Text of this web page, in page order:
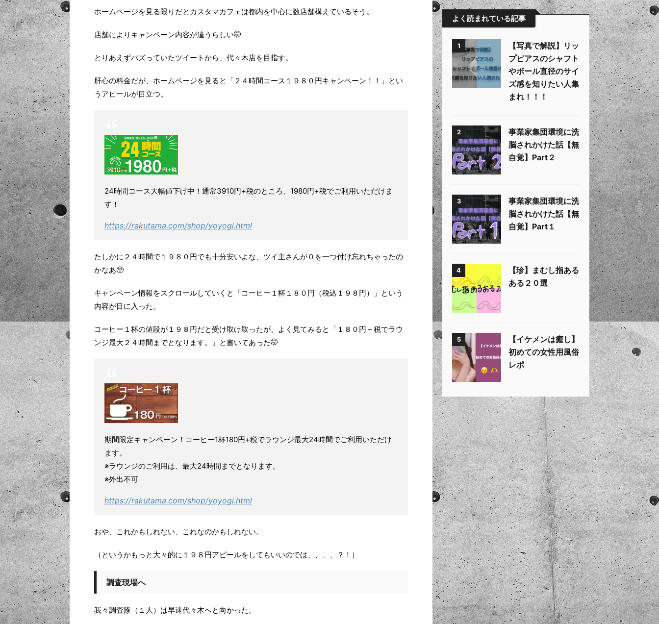
ホームページを見る限りだとカスタマカフェは都内を中心に数店舗構えているそう。
店舗によりキャンペーン内容が違うらしい🤭
とりあえずバズっていたツイートから、代々木店を目指す。
肝心の料金だが、ホームページを見ると「２４時間コース１９８０円キャンペーン！！」とい
うアピールが目立つ。
24時間コース大幅値下げ中！通常3910円+税のところ、1980円+税でご利用いただけま
す！
https://rakutama.com/shop/yoyogi.html
たしかに２４時間で１９８０円でも十分安いよな、ツイ主さんが０を一つ付け忘れちゃったの
かなあ🥺
キャンペーン情報をスクロールしていくと「コーヒー１杯１８０円（税込１９８円）」という
内容が目に入った。
コーヒー１杯の値段が１９８円だと受け取け取ったが、よく見てみると「１８０円＋税でラウ
ンジ最大２４時間までとなります。」と書いてあった🤭
期間限定キャンペーン！コーヒー1杯180円+税でラウンジ最大24時間でご利用いただけ
ます。
※ラウンジのご利用は、最大24時間までとなります。
※外出不可
https://rakutama.com/shop/yoyogi.html
おや、これかもしれない、これなのかもしれない。
（というかもっと大々的に１９８円アピールをしてもいいのでは、、、、？！）
調査現場へ
我々調査隊（１人）は早速代々木へと向かった。
よく読まれている記事
1
【写真で解説】リッ
プピアスのシャフト
やボール直径のサイ
ズ感を知りたい人集
まれ！！！
2
事業家集団環境に洗
脳されかけた話【無
自覚】Part２
3
事業家集団環境に洗
脳されかけた話【無
自覚】Part１
4
【珍】まむし指ある
ある２０選
5
【イケメンは癒し】
初めての女性用風俗
レポ